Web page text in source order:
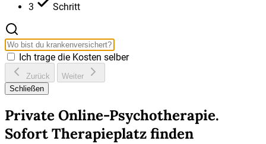
3
Schritt
Ich trage die Kosten selber
Zurück
Weiter
Schließen
Private Online-Psychotherapie.
Sofort Therapieplatz finden